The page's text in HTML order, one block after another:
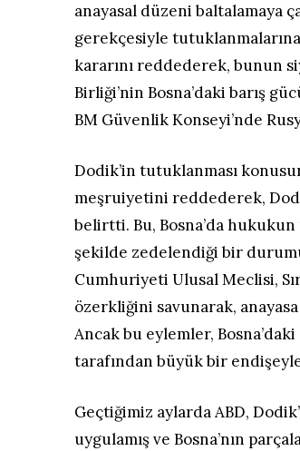
anayasal düzeni baltalamaya
gerekçesiyle
kararını reddederek, bunun
Birliği’nin Bosna’daki barış
BM Güvenlik Konseyi’nde
Dodik’in tutuklanması
meşruiyetini reddederek,
belirtti. Bu, Bosna’da
şekilde zedelendiği bir
Cumhuriyeti Ulusal Meclisi,
özerkliğini savunarak,
Ancak bu eylemler,
tarafından büyük bir
Geçtiğimiz aylarda ABD,
uygulamış ve Bosna’nın